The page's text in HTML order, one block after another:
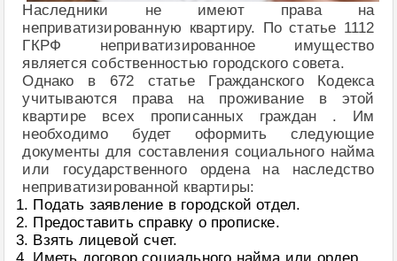
Наследники не имеют права на
неприватизированную квартиру. По статье 1112
ГКРФ неприватизированное имущество
является собственностью городского совета.
Однако в 672 статье Гражданского Кодекса
учитываются права на проживание в этой
квартире всех прописанных граждан . Им
необходимо будет оформить следующие
документы для составления социального найма
или государственного ордена на наследство
неприватизированной квартиры:
Подать заявление в городской отдел.
Предоставить справку о прописке.
Взять лицевой счет.